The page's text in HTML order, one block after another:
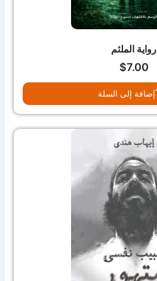
رواية الملثم
$7.00
إضافة إلى السلة